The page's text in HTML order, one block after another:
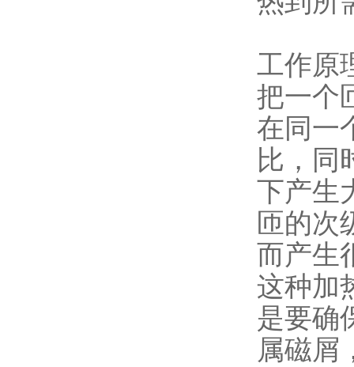
工作原
把一个
在同一
比，同
下产生
匝的次
而产生
这种加
是要确
属磁屑